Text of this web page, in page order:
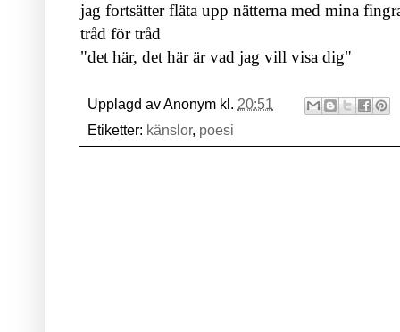
jag fortsätter fläta upp nätterna med mina
tråd för tråd
"det här, det här är vad jag vill visa dig"
Upplagd avAnonym kl. 20:51
Etiketter: känslor, poesi